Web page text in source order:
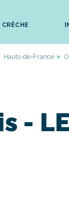
Hauts-de-France
-